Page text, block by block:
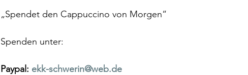
„Spendet den Cappuccino von Morgen“
Spenden unter:
Paypal: ekk-schwerin@web.de